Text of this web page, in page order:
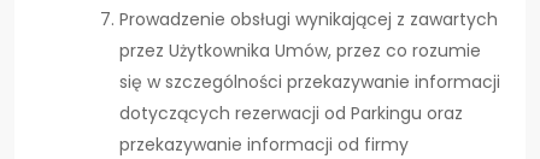
Prowadzenie obsługi wynikającej z zawartych
przez Użytkownika Umów, przez co rozumie
się w szczególności przekazywanie informacji
dotyczących rezerwacji od Parkingu oraz
przekazywanie informacji od firmy